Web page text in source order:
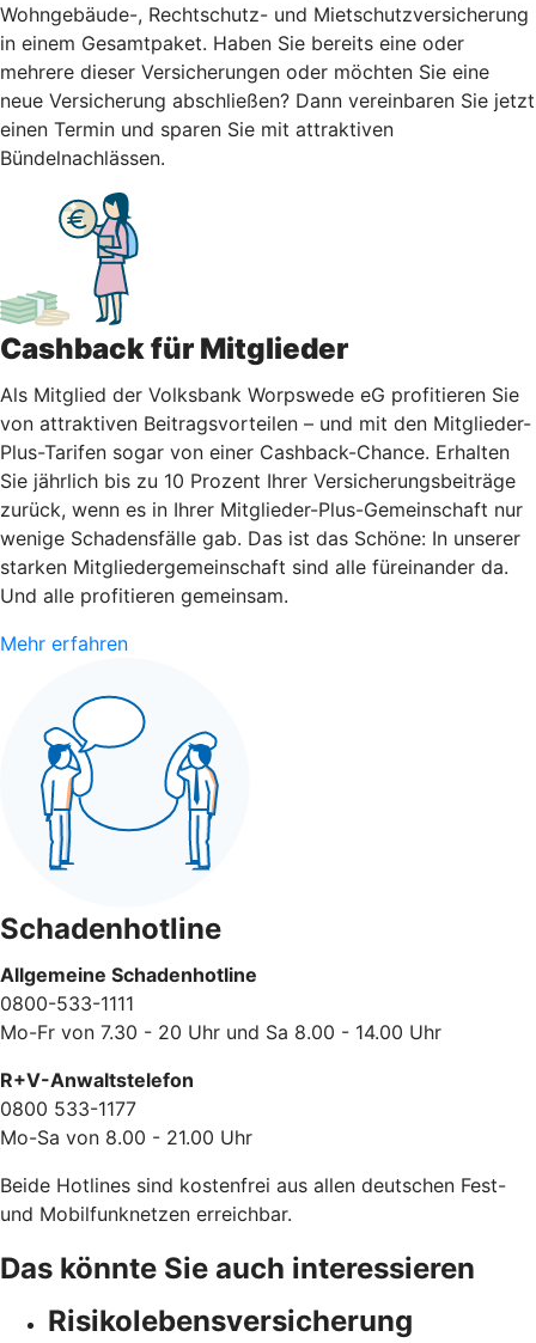
Wohngebäude-, Rechtschutz- und Mietschutzversicherung
in einem Gesamtpaket. Haben Sie bereits eine oder
mehrere dieser Versicherungen oder möchten Sie eine
neue Versicherung abschließen? Dann vereinbaren Sie jetzt
einen Termin und sparen Sie mit attraktiven
Bündelnachlässen.
Cashback für Mitglieder
Als Mitglied der Volksbank Worpswede eG profitieren Sie
von attraktiven Beitragsvorteilen – und mit den Mitglieder-
Plus-Tarifen sogar von einer Cashback-Chance. Erhalten
Sie jährlich bis zu 10 Prozent Ihrer Versicherungsbeiträge
zurück, wenn es in Ihrer Mitglieder-Plus-Gemeinschaft nur
wenige Schadensfälle gab. Das ist das Schöne: In unserer
starken Mitgliedergemeinschaft sind alle füreinander da.
Und alle profitieren gemeinsam.
Mehr erfahren
Schadenhotline
Allgemeine Schadenhotline
0800-533-1111
Mo-Fr von 7.30 - 20 Uhr und Sa 8.00 - 14.00 Uhr
R+V-Anwaltstelefon
0800 533-1177
Mo-Sa von 8.00 - 21.00 Uhr
Beide Hotlines sind kostenfrei aus allen deutschen Fest-
und Mobilfunknetzen erreichbar.
Das könnte Sie auch interessieren
Risikolebensversicherung